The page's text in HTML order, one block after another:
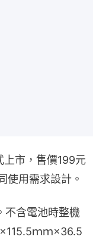
市，售價199元
使用需求設計。
不含電池時整機
ｍｍ×36.5